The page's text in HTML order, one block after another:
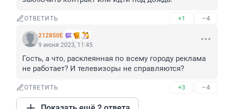
ОТВЕТИТЬ +1 –4
212850Е
9 июня 2023, 11:45
Гость, а что, расклеянная по всему городу реклама
не работает? И телевизоры не справляются?
ОТВЕТИТЬ +3 –4